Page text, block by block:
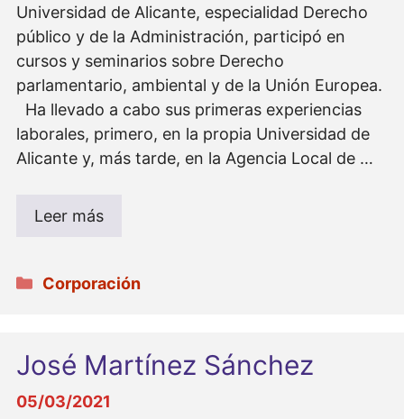
Universidad de Alicante, especialidad Derecho
público y de la Administración, participó en
cursos y seminarios sobre Derecho
parlamentario, ambiental y de la Unión Europea.
Ha llevado a cabo sus primeras experiencias
laborales, primero, en la propia Universidad de
Alicante y, más tarde, en la Agencia Local de …
Leer más
Categorías
Corporación
José Martínez Sánchez
05/03/2021